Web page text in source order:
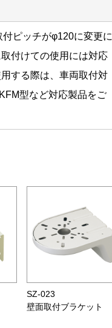
ピッチがφ120に変更に
付けての使用には対応
する際は、車両取付対
型など対応製品をご
SZ-023
壁面取付ブラケット